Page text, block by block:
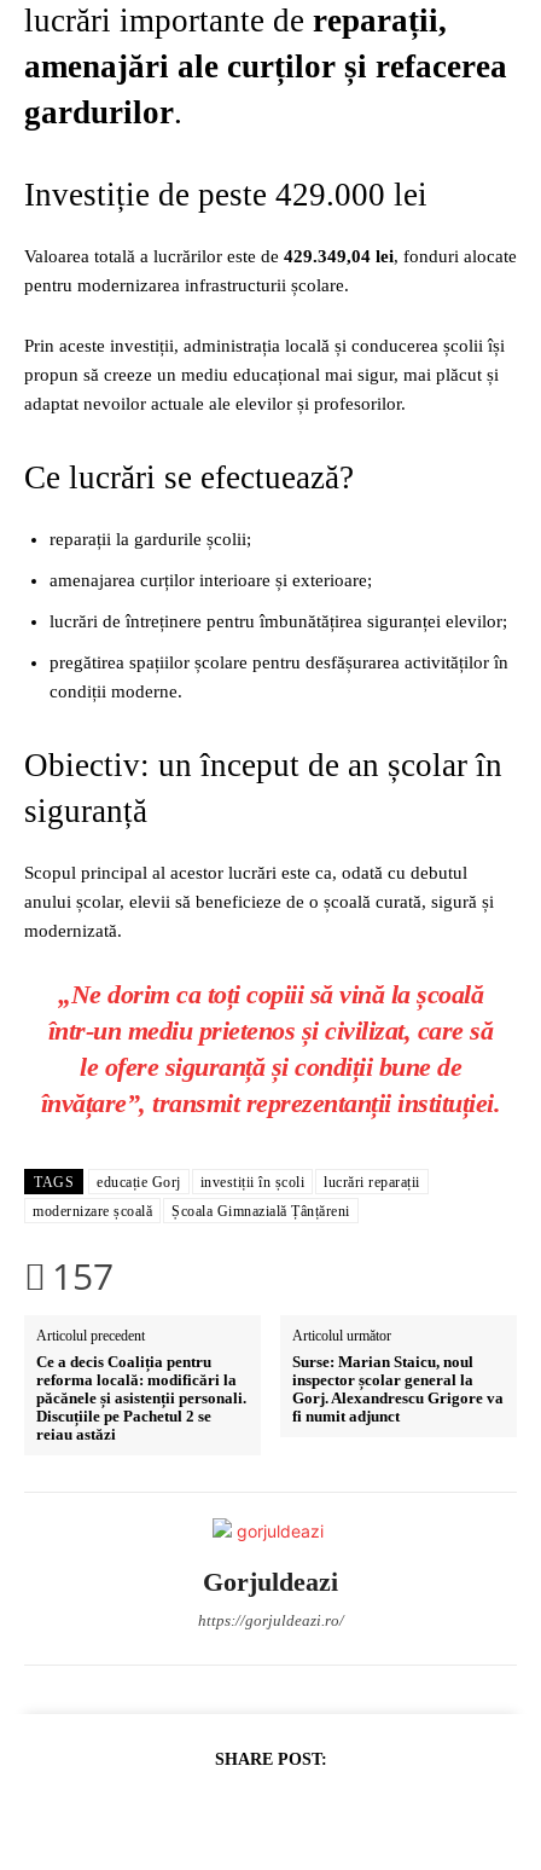
lucrări importante de reparații,
amenajări ale curților și refacerea
gardurilor.
Investiție de peste 429.000 lei
Valoarea totală a lucrărilor este de 429.349,04 lei, fonduri alocate
pentru modernizarea infrastructurii școlare.
Prin aceste investiții, administrația locală și conducerea școlii își
propun să creeze un mediu educațional mai sigur, mai plăcut și
adaptat nevoilor actuale ale elevilor și profesorilor.
Ce lucrări se efectuează?
reparații la gardurile școlii;
amenajarea curților interioare și exterioare;
lucrări de întreținere pentru îmbunătățirea siguranței elevilor;
pregătirea spațiilor școlare pentru desfășurarea activităților în
condiții moderne.
Obiectiv: un început de an școlar în
siguranță
Scopul principal al acestor lucrări este ca, odată cu debutul
anului școlar, elevii să beneficieze de o școală curată, sigură și
modernizată.
„Ne dorim ca toți copiii să vină la școală
într-un mediu prietenos și civilizat, care să
le ofere siguranță și condiții bune de
învățare”, transmit reprezentanții instituției.
TAGS educație Gorj investiții în școli
lucrări reparații
modernizare școală
Școala Gimnazială Țânțăreni
157
Articolul precedent
Ce a decis Coaliția pentru
reforma locală: modificări la
păcănele și asistenții personali.
Discuțiile pe Pachetul 2 se
reiau astăzi
Articolul următor
Surse: Marian Staicu, noul
inspector școlar general la
Gorj. Alexandrescu Grigore va
fi numit adjunct
Gorjuldeazi
https://gorjuldeazi.ro/
SHARE POST: